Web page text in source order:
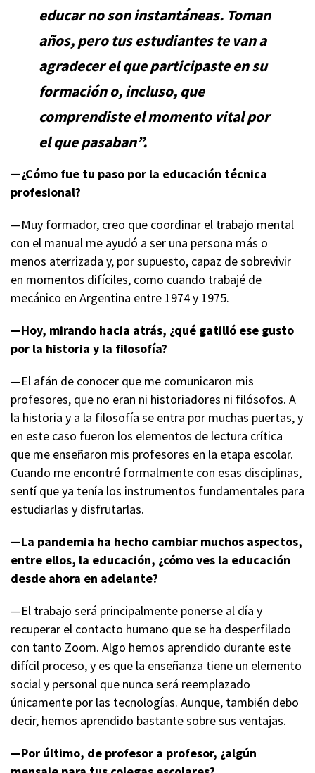
educar no son instantáneas. Toman
años, pero tus estudiantes te van a
agradecer el que participaste en su
formación o, incluso, que
comprendiste el momento vital por
el que pasaban”.
—¿Cómo fue tu paso por la educación técnica
profesional?
—Muy formador, creo que coordinar el trabajo mental
con el manual me ayudó a ser una persona más o
menos aterrizada y, por supuesto, capaz de sobrevivir
en momentos difíciles, como cuando trabajé de
mecánico en Argentina entre 1974 y 1975.
—Hoy, mirando hacia atrás, ¿qué gatilló ese gusto
por la historia y la filosofía?
—El afán de conocer que me comunicaron mis
profesores, que no eran ni historiadores ni filósofos. A
la historia y a la filosofía se entra por muchas puertas, y
en este caso fueron los elementos de lectura crítica
que me enseñaron mis profesores en la etapa escolar.
Cuando me encontré formalmente con esas disciplinas,
sentí que ya tenía los instrumentos fundamentales para
estudiarlas y disfrutarlas.
—La pandemia ha hecho cambiar muchos aspectos,
entre ellos, la educación, ¿cómo ves la educación
desde ahora en adelante?
—El trabajo será principalmente ponerse al día y
recuperar el contacto humano que se ha desperfilado
con tanto Zoom. Algo hemos aprendido durante este
difícil proceso, y es que la enseñanza tiene un elemento
social y personal que nunca será reemplazado
únicamente por las tecnologías. Aunque, también debo
decir, hemos aprendido bastante sobre sus ventajas.
—Por último, de profesor a profesor, ¿algún